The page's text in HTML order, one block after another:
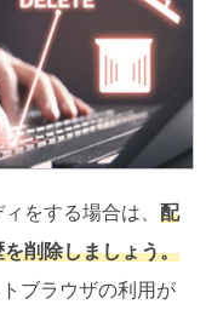
をする場合は、 配
削除しましょう。
ブラウザの利用が